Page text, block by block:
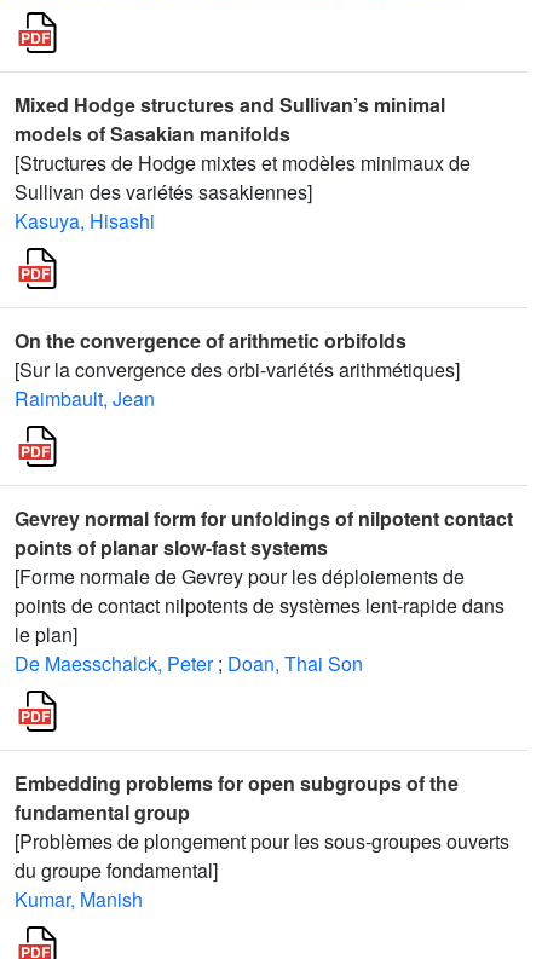
Mixed Hodge structures and Sullivan’s minimal
models of Sasakian manifolds
[Structures de Hodge mixtes et modèles minimaux de
Sullivan des variétés sasakiennes]
Kasuya, Hisashi
On the convergence of arithmetic orbifolds
[Sur la convergence des orbi-variétés arithmétiques]
Raimbault, Jean
Gevrey normal form for unfoldings of nilpotent contact
points of planar slow-fast systems
[Forme normale de Gevrey pour les déploiements de
points de contact nilpotents de systèmes lent-rapide dans
le plan]
De Maesschalck, Peter ; Doan, Thai Son
Embedding problems for open subgroups of the
fundamental group
[Problèmes de plongement pour les sous-groupes ouverts
du groupe fondamental]
Kumar, Manish